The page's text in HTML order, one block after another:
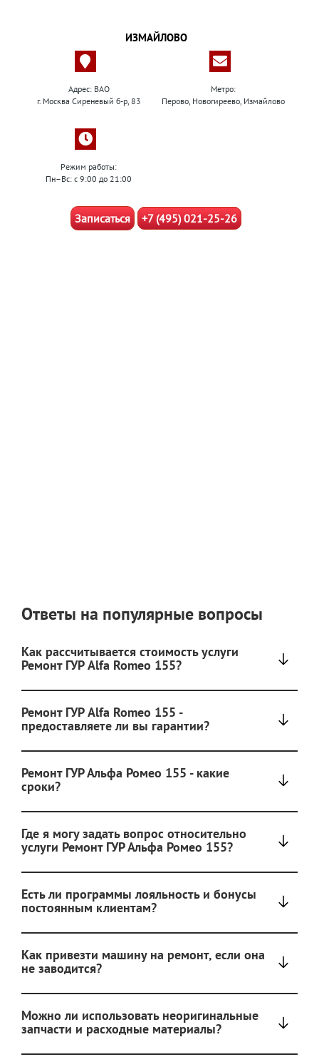
ИЗМАЙЛОВО
Адрес: ВАО
г. Москва Сиреневый б-р, 83
Метро:
Перово, Новогиреево, Измайлово
Режим работы:
Пн–Вс: с 9:00 до 21:00
Записаться +7 (495) 021-25-26
Ответы на популярные вопросы
Как рассчитывается стоимость услуги
Ремонт ГУР Alfa Romeo 155?
Ремонт ГУР Alfa Romeo 155 -
предоставляете ли вы гарантии?
Ремонт ГУР Альфа Ромео 155 - какие
сроки?
Где я могу задать вопрос относительно
услуги Ремонт ГУР Альфа Ромео 155?
Есть ли программы лояльность и бонусы
постоянным клиентам?
Как привезти машину на ремонт, если она
не заводится?
Можно ли использовать неоригинальные
запчасти и расходные материалы?